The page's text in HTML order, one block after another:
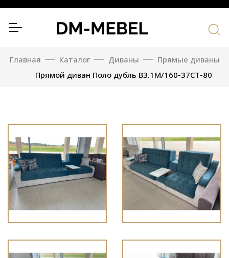
Главная Каталог Диваны
Прямые диваны
Прямой диван Поло дубль В3.1М/160-37СТ-80